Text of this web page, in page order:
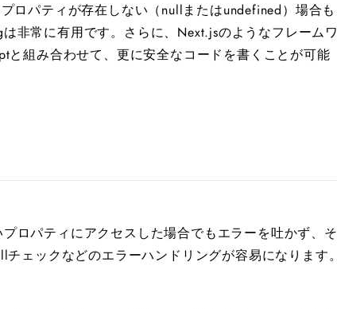
ロパティが存在しない（nullまたはundefined）場合も
非常に有用です。さらに、Next.jsのようなフレームワ
と組み合わせて、更に安全なコードを書くことが可能
ロパティにアクセスした場合でもエラーを吐かず、そ
ェックなどのエラーハンドリングが容易になります。